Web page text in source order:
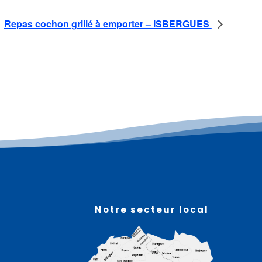
Repas cochon grillé à emporter – ISBERGUES
Notre secteur local